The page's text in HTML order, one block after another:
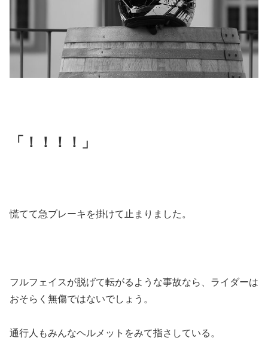
「！！！！」
慌てて急ブレーキを掛けて止まりました。
フルフェイスが脱げて転がるような事故なら、ライダーは
おそらく無傷ではないでしょう。
通行人もみんなヘルメットをみて指さしている。